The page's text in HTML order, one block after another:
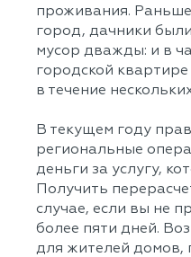
проживания.
город, дачники
мусор дважды: и в
городской
в течение
В текущем году
региональные
деньги за услугу,
Получить
случае, если вы не
более пяти дней.
для жителей домов,